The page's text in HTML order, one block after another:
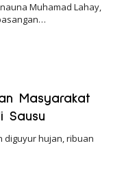
Muhamad Lahay,
Masyarakat
Sausu
diguyur hujan, ribuan